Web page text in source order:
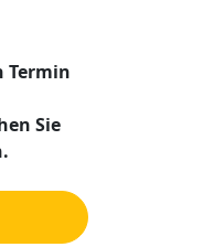
Termin
Sie